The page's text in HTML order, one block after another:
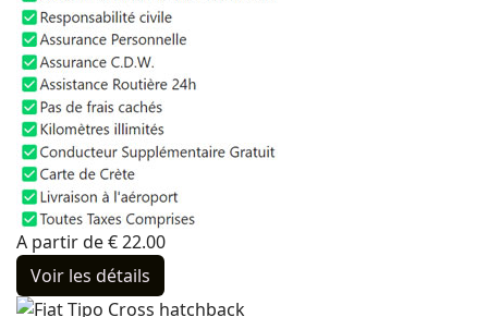
A partir de€22.00
Voir les détails